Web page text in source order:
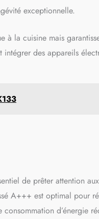
exceptionnelle.
la cuisine mais
des appareils
de prêter attention aux
A+++ est optimal pour
d’énergie